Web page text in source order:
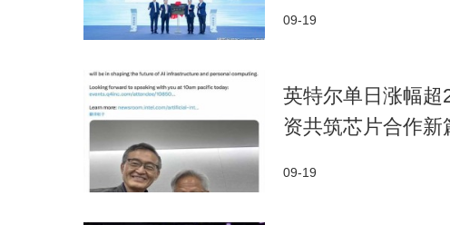
09-19
英特尔单日涨幅超
资共筑芯片合作新
09-19